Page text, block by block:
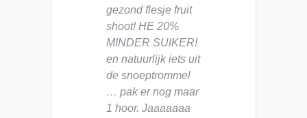
gezond flesje fruit
shoot! HE 20%
MINDER SUIKER!
en natuurlijk iets uit
de snoeptrommel
… pak er nog maar
1 hoor. Jaaaaaaa